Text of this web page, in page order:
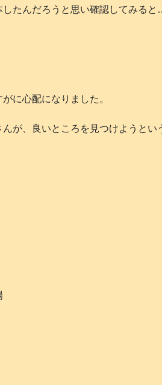
たんだろうと思い確認してみると
に心配になりました。
が、良いところを見つけようとい